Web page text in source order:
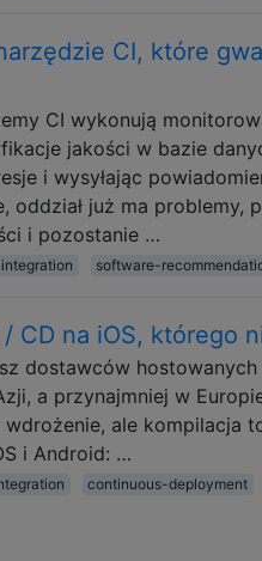
CI, które
CI wykonują
jakości w bazie
i wysyłając
oddział już ma problemy,
i pozostanie …
software-
CD na iOS, którego
dostawców
a przynajmniej w
ale kompilacja
i Android: …
continuous-deployment